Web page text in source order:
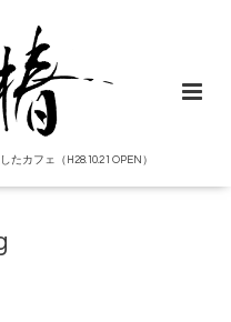
カフェ（H28.10.21 OPEN）